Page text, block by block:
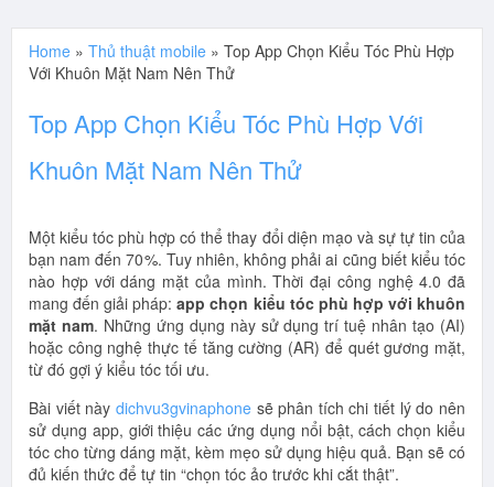
Home » Thủ thuật mobile » Top App Chọn Kiểu Tóc Phù Hợp
Với Khuôn Mặt Nam Nên Thử
Top App Chọn Kiểu Tóc Phù Hợp Với
Khuôn Mặt Nam Nên Thử
Một kiểu tóc phù hợp có thể thay đổi diện mạo và sự tự tin của
bạn nam đến 70%. Tuy nhiên, không phải ai cũng biết kiểu tóc
nào hợp với dáng mặt của mình. Thời đại công nghệ 4.0 đã
mang đến giải pháp:app chọn kiểu tóc phù hợp với khuôn
mặt nam. Những ứng dụng này sử dụng trí tuệ nhân tạo (AI)
hoặc công nghệ thực tế tăng cường (AR) để quét gương mặt,
từ đó gợi ý kiểu tóc tối ưu.
Bài viết này dichvu3gvinaphonesẽ phân tích chi tiết lý do nên
sử dụng app, giới thiệu các ứng dụng nổi bật, cách chọn kiểu
tóc cho từng dáng mặt, kèm mẹo sử dụng hiệu quả. Bạn sẽ có
đủ kiến thức để tự tin “chọn tóc ảo trước khi cắt thật”.